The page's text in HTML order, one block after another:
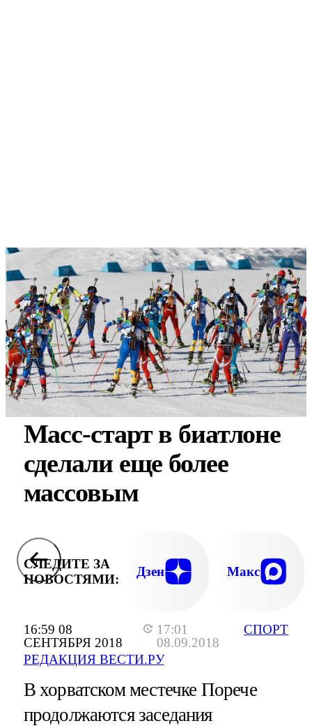
16:59 08
СЕНТЯБРЯ 2018
17:01
08.09.2018
РЕДАКЦИЯ ВЕСТИ.РУ
СПОРТ
Масс-старт в биатлоне
сделали еще более
массовым
СЛЕДИТЕ ЗА
НОВОСТЯМИ:
Дзен Макс
В хорватском местечке Порече
продолжаются заседания